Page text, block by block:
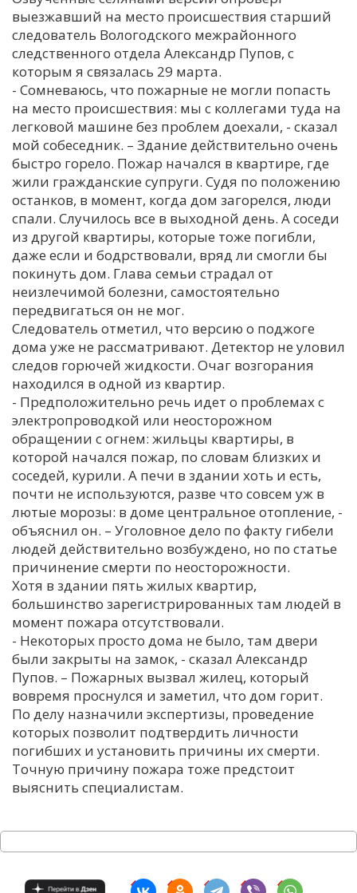
выезжавший на место происшествия старший
следователь Вологодского межрайонного
следственного отдела Александр Пупов, с
которым я связалась 29 марта.
- Сомневаюсь, что пожарные не могли попасть
на место происшествия: мы с коллегами туда на
легковой машине без проблем доехали, - сказал
мой собеседник. – Здание действительно очень
быстро горело. Пожар начался в квартире, где
жили гражданские супруги. Судя по положению
останков, в момент, когда дом загорелся, люди
спали. Случилось все в выходной день. А соседи
из другой квартиры, которые тоже погибли,
даже если и бодрствовали, вряд ли смогли бы
покинуть дом. Глава семьи страдал от
неизлечимой болезни, самостоятельно
передвигаться он не мог.
Следователь отметил, что версию о поджоге
дома уже не рассматривают. Детектор не уловил
следов горючей жидкости. Очаг возгорания
находился в одной из квартир.
- Предположительно речь идет о проблемах с
электропроводкой или неосторожном
обращении с огнем: жильцы квартиры, в
которой начался пожар, по словам близких и
соседей, курили. А печи в здании хоть и есть,
почти не используются, разве что совсем уж в
лютые морозы: в доме центральное отопление, -
объяснил он. – Уголовное дело по факту гибели
людей действительно возбуждено, но по статье
причинение смерти по неосторожности.
Хотя в здании пять жилых квартир,
большинство зарегистрированных там людей в
момент пожара отсутствовали.
- Некоторых просто дома не было, там двери
были закрыты на замок, - сказал Александр
Пупов. – Пожарных вызвал жилец, который
вовремя проснулся и заметил, что дом горит.
По делу назначили экспертизы, проведение
которых позволит подтвердить личности
погибших и установить причины их смерти.
Точную причину пожара тоже предстоит
выяснить специалистам.